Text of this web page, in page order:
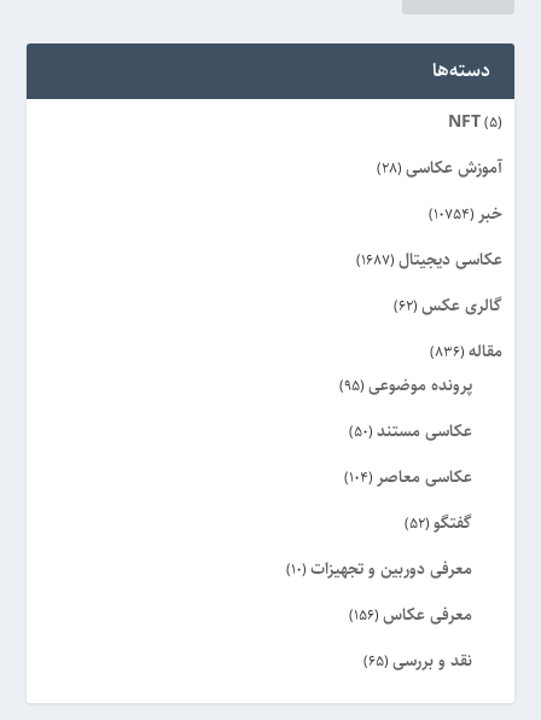
دسته‌ها
NFT(5)
آموزش عکاسی (28)
خبر (10754)
عکاسی دیجیتال (1687)
گالری عکس (62)
مقاله (836)
پرونده موضوعی (95)
عکاسی مستند (50)
عکاسی معاصر (104)
گفتگو (52)
معرفی دوربین و تجهیزات (10)
معرفی عکاس (156)
نقد و بررسی (65)